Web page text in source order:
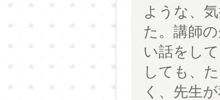
ような、
た。講師
い話をし
しても、
く、先生